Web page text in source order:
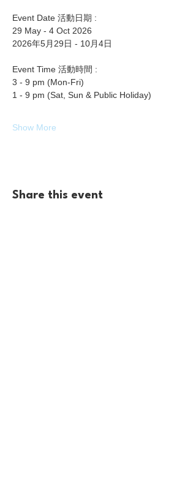
Event Date 活動日期 :
29 May - 4 Oct 2026
2026年5月29日 - 10月4日
Event Time 活動時間 :
3 - 9 pm (Mon-Fri)
1 - 9 pm (Sat, Sun & Public Holiday)
Show More
Share this event